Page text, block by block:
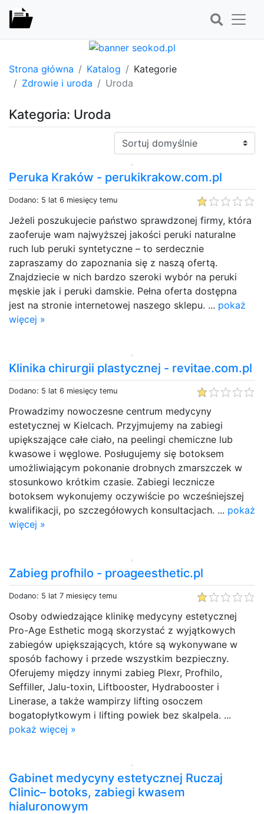
Strona główna Katalog
Kategorie
Zdrowie i uroda
Uroda
Kategoria: Uroda
Sortuj:
Peruka Kraków - perukikrakow.com.pl
Dodano: 5 lat 6 miesięcy temu
Jeżeli poszukujecie państwo sprawdzonej firmy, która
zaoferuje wam najwyższej jakości peruki naturalne
ruch lub peruki syntetyczne – to serdecznie
zapraszamy do zapoznania się z naszą ofertą.
Znajdziecie w nich bardzo szeroki wybór na peruki
męskie jak i peruki damskie. Pełna oferta dostępna
jest na stronie internetowej naszego sklepu. ... pokaż
więcej »
Klinika chirurgii plastycznej - revitae.com.pl
Dodano: 5 lat 6 miesięcy temu
Prowadzimy nowoczesne centrum medycyny
estetycznej w Kielcach. Przyjmujemy na zabiegi
upiększające całe ciało, na peelingi chemiczne lub
kwasowe i węglowe. Posługujemy się botoksem
umożliwiającym pokonanie drobnych zmarszczek w
stosunkowo krótkim czasie. Zabiegi lecznicze
botoksem wykonujemy oczywiście po wcześniejszej
kwalifikacji, po szczegółowych konsultacjach. ... pokaż
więcej »
Zabieg profhilo - proageesthetic.pl
Dodano: 5 lat 7 miesięcy temu
Osoby odwiedzające klinikę medycyny estetycznej
Pro-Age Esthetic mogą skorzystać z wyjątkowych
zabiegów upiększających, które są wykonywane w
sposób fachowy i przede wszystkim bezpieczny.
Oferujemy między innymi zabieg Plexr, Profhilo,
Seffiller, Jalu-toxin, Liftbooster, Hydrabooster i
Linerase, a także wampirzy lifting osoczem
bogatopłytkowym i lifting powiek bez skalpela. ...
pokaż więcej »
Gabinet medycyny estetycznej Ruczaj
Clinic– botoks, zabiegi kwasem
hialuronowym